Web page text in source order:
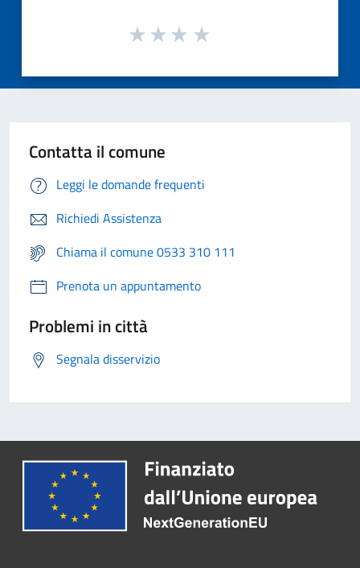
Contatta il comune
Leggi le domande frequenti
Richiedi Assistenza
Chiama il comune 0533 310 111
Prenota un appuntamento
Problemi in città
Segnala disservizio